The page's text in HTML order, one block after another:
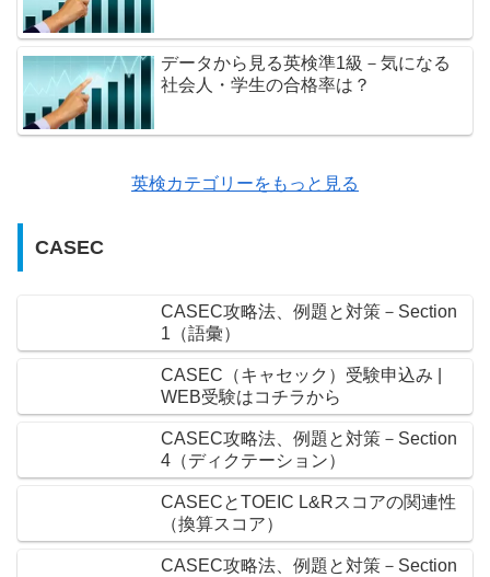
データから見る英検準1級－気になる
社会人・学生の合格率は？
英検カテゴリーをもっと見る
CASEC
CASEC攻略法、例題と対策－Section
1（語彙）
CASEC（キャセック）受験申込み |
WEB受験はコチラから‎
CASEC攻略法、例題と対策－Section
4（ディクテーション）
CASECとTOEIC L&Rスコアの関連性
（換算スコア）
CASEC攻略法、例題と対策－Section